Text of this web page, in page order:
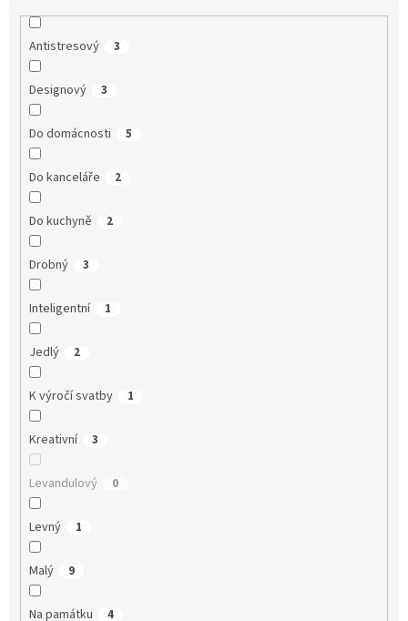
Antistresový 3
Designový 3
Do domácnosti 5
Do kanceláře 2
Do kuchyně 2
Drobný 3
Inteligentní 1
Jedlý 2
K výročí svatby 1
Kreativní 3
Levandulový 0
Levný 1
Malý 9
Na památku 4